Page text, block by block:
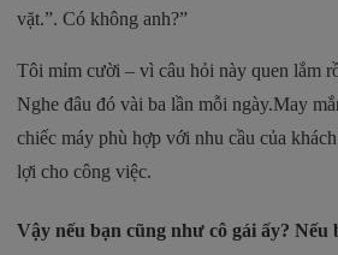
vặt.”. Có không anh?”
Tôi mỉm cười – vì câu hỏi này quen lắm
Nghe đâu đó vài ba lần mỗi ngày.May
chiếc máy phù hợp với nhu cầu của
lợi cho công việc.
Vậy nếu bạn cũng như cô gái ấy? Nếu